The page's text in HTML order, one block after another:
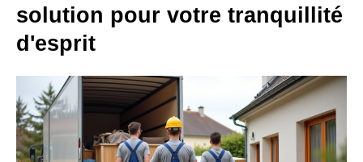
solution pour votre tranquillité
d'esprit